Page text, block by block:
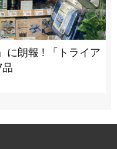
「トライア